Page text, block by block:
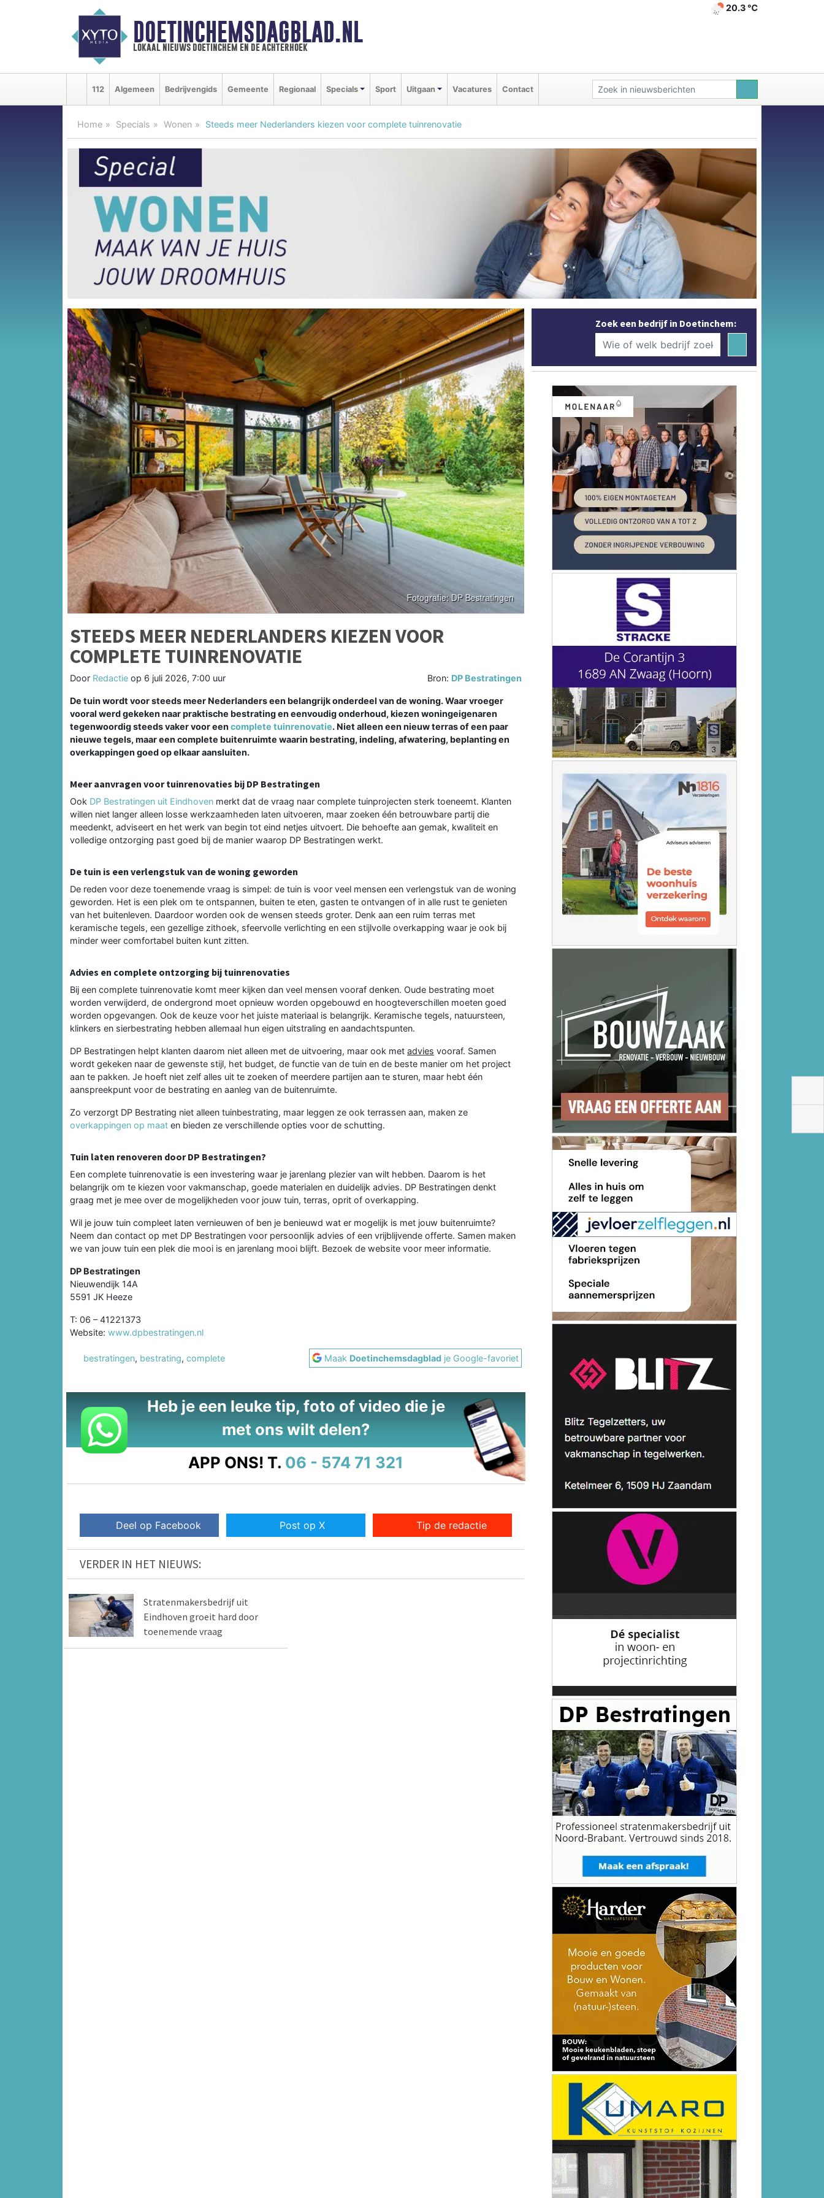
DOETINCHEMSDAGBLAD.NL
lokaal nieuws doetinchem en de achterhoek
20.3 ℃
112 Algemeen Bedrijvengids Gemeente Regionaal Specials Sport Uitgaan Vacatures Contact
Home Specials Wonen Steeds meer Nederlanders kiezen voor complete tuinrenovatie
STEEDS MEER NEDERLANDERS KIEZEN VOOR
COMPLETE TUINRENOVATIE
Door Redactie op 6 juli 2026, 7:00 uur Bron: DP Bestratingen
De tuin wordt voor steeds meer Nederlanders een belangrijk onderdeel van de woning. Waar vroeger
vooral werd gekeken naar praktische bestrating en eenvoudig onderhoud, kiezen woningeigenaren
tegenwoordig steeds vaker voor een complete tuinrenovatie. Niet alleen een nieuw terras of een paar
nieuwe tegels, maar een complete buitenruimte waarin bestrating, indeling, afwatering, beplanting en
overkappingen goed op elkaar aansluiten.
Meer aanvragen voor tuinrenovaties bij DP Bestratingen
Ook DP Bestratingen uit Eindhoven merkt dat de vraag naar complete tuinprojecten sterk toeneemt. Klanten
willen niet langer alleen losse werkzaamheden laten uitvoeren, maar zoeken één betrouwbare partij die
meedenkt, adviseert en het werk van begin tot eind netjes uitvoert. Die behoefte aan gemak, kwaliteit en
volledige ontzorging past goed bij de manier waarop DP Bestratingen werkt.
De tuin is een verlengstuk van de woning geworden
De reden voor deze toenemende vraag is simpel: de tuin is voor veel mensen een verlengstuk van de woning
geworden. Het is een plek om te ontspannen, buiten te eten, gasten te ontvangen of in alle rust te genieten
van het buitenleven. Daardoor worden ook de wensen steeds groter. Denk aan een ruim terras met
keramische tegels, een gezellige zithoek, sfeervolle verlichting en een stijlvolle overkapping waar je ook bij
minder weer comfortabel buiten kunt zitten.
Advies en complete ontzorging bij tuinrenovaties
Bij een complete tuinrenovatie komt meer kijken dan veel mensen vooraf denken. Oude bestrating moet
worden verwijderd, de ondergrond moet opnieuw worden opgebouwd en hoogteverschillen moeten goed
worden opgevangen. Ook de keuze voor het juiste materiaal is belangrijk. Keramische tegels, natuursteen,
klinkers en sierbestrating hebben allemaal hun eigen uitstraling en aandachtspunten.
DP Bestratingen helpt klanten daarom niet alleen met de uitvoering, maar ook met advies vooraf. Samen
wordt gekeken naar de gewenste stijl, het budget, de functie van de tuin en de beste manier om het project
aan te pakken. Je hoeft niet zelf alles uit te zoeken of meerdere partijen aan te sturen, maar hebt één
aanspreekpunt voor de bestrating en aanleg van de buitenruimte.
Zo verzorgt DP Bestrating niet alleen tuinbestrating, maar leggen ze ook terrassen aan, maken ze
overkappingen op maat en bieden ze verschillende opties voor de schutting.
Tuin laten renoveren door DP Bestratingen?
Een complete tuinrenovatie is een investering waar je jarenlang plezier van wilt hebben. Daarom is het
belangrijk om te kiezen voor vakmanschap, goede materialen en duidelijk advies. DP Bestratingen denkt
graag met je mee over de mogelijkheden voor jouw tuin, terras, oprit of overkapping.
Wil je jouw tuin compleet laten vernieuwen of ben je benieuwd wat er mogelijk is met jouw buitenruimte?
Neem dan contact op met DP Bestratingen voor persoonlijk advies of een vrijblijvende offerte. Samen maken
we van jouw tuin een plek die mooi is en jarenlang mooi blijft. Bezoek de website voor meer informatie.
DP Bestratingen
Nieuwendijk 14A
5591 JK Heeze
T: 06 – 41221373
Website: www.dpbestratingen.nl
bestratingen, bestrating, complete Maak Doetinchemsdagblad je Google-favoriet
Heb je een leuke tip, foto of video die je
met ons wilt delen?
APP ONS! T. 06 - 574 71 321
Deel op Facebook Post op X Tip de redactie
VERDER IN HET NIEUWS:
Stratenmakersbedrijf uit
Eindhoven groeit hard door
toenemende vraag
Zoek een bedrijf in Doetinchem: